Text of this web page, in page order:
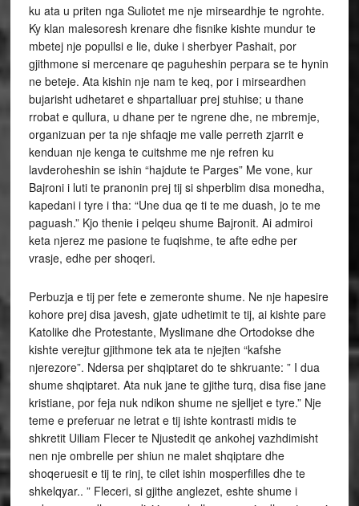
ku ata u priten nga Suliotet me nje mirseardhje te ngrohte.
Ky klan malesoresh krenare dhe fisnike kishte mundur te
mbetej nje popullsi e lie, duke i sherbyer Pashait, por
gjithmone si mercenare qe paguheshin perpara se te hynin
ne beteje. Ata kishin nje nam te keq, por i mirseardhen
bujarisht udhetaret e shpartalluar prej stuhise; u thane
rrobat e qullura, u dhane per te ngrene dhe, ne mbremje,
organizuan per ta nje shfaqje me valle perreth zjarrit e
kenduan nje kenga te cuitshme me nje refren ku
lavderoheshin se ishin “hajdute te Parges” Me vone, kur
Bajroni i luti te pranonin prej tij si shperblim disa monedha,
kapedani i tyre i tha: “Une dua qe ti te me duash, jo te me
paguash.” Kjo thenie i pelqeu shume Bajronit. Ai admiroi
keta njerez me pasione te fuqishme, te afte edhe per
vrasje, edhe per shoqeri.
Perbuzja e tij per fete e zemeronte shume. Ne nje hapesire
kohore prej disa javesh, gjate udhetimit te tij, ai kishte pare
Katolike dhe Protestante, Myslimane dhe Ortodokse dhe
kishte verejtur gjithmone tek ata te njejten “kafshe
njerezore”. Ndersa per shqiptaret do te shkruante: ” I dua
shume shqiptaret. Ata nuk jane te gjithe turq, disa fise jane
kristiane, por feja nuk ndikon shume ne sjelljet e tyre.” Nje
teme e preferuar ne letrat e tij ishte kontrasti midis te
shkretit Uiliam Flecer te Njustedit qe ankohej vazhdimisht
nen nje ombrelle per shiun ne malet shqiptare dhe
shoqeruesit e tij te rinj, te cilet ishin mosperfilles dhe te
shkelqyar.. ” Fleceri, si gjithe anglezet, eshte shume i